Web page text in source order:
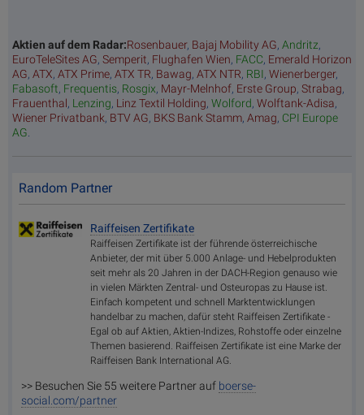
Aktien auf dem Radar:Rosenbauer, Bajaj Mobility AG, Andritz,
EuroTeleSites AG, Semperit, Flughafen Wien, FACC, Emerald Horizon
AG, ATX, ATX Prime, ATX TR, Bawag, ATX NTR, RBI, Wienerberger,
Fabasoft, Frequentis, Rosgix, Mayr-Melnhof, Erste Group, Strabag,
Frauenthal, Lenzing, Linz Textil Holding, Wolford, Wolftank-Adisa,
Wiener Privatbank, BTV AG, BKS Bank Stamm, Amag, CPI Europe
AG
Random Partner
Raiffeisen Zertifikate
Raiffeisen Zertifikate ist der führende österreichische
Anbieter, der mit über 5.000 Anlage- und Hebelprodukten
seit mehr als 20 Jahren in der DACH-Region genauso wie
in vielen Märkten Zentral- und Osteuropas zu Hause ist.
Einfach kompetent und schnell Marktentwicklungen
handelbar zu machen, dafür steht Raiffeisen Zertifikate -
Egal ob auf Aktien, Aktien-Indizes, Rohstoffe oder einzelne
Themen basierend. Raiffeisen Zertifikate ist eine Marke der
Raiffeisen Bank International AG.
>> Besuchen Sie 55 weitere Partner auf boerse-
social.com/partner